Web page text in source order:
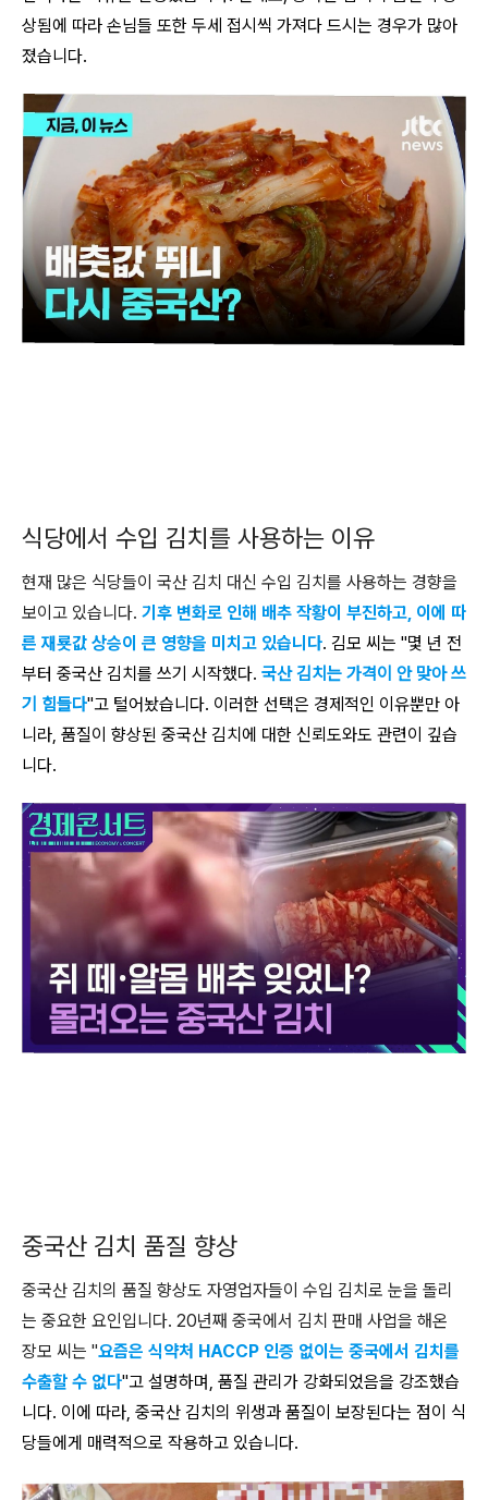
상됨에 따라 손님들 또한 두세 접시씩 가져다 드시는 경우가 많아
졌습니다.
식당에서 수입 김치를 사용하는 이유
현재 많은 식당들이 국산 김치 대신 수입 김치를 사용하는 경향을
보이고 있습니다. 기후 변화로 인해 배추 작황이 부진하고, 이에 따
른 재룟값 상승이 큰 영향을 미치고 있습니다. 김모 씨는 "몇 년 전
부터 중국산 김치를 쓰기 시작했다. 국산 김치는 가격이 안 맞아 쓰
기 힘들다"고 털어놨습니다. 이러한 선택은 경제적인 이유뿐만 아
니라, 품질이 향상된 중국산 김치에 대한 신뢰도와도 관련이 깊습
니다.
중국산 김치 품질 향상
중국산 김치의 품질 향상도 자영업자들이 수입 김치로 눈을 돌리
는 중요한 요인입니다. 20년째 중국에서 김치 판매 사업을 해온
장모 씨는 "요즘은 식약처 HACCP 인증 없이는 중국에서 김치를
수출할 수 없다"고 설명하며, 품질 관리가 강화되었음을 강조했습
니다. 이에 따라, 중국산 김치의 위생과 품질이 보장된다는 점이 식
당들에게 매력적으로 작용하고 있습니다.